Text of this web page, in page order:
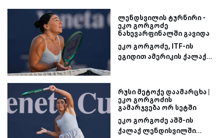
ლენდსვილის ტურნირი -
ეკო გორგოძე
ნახევარფინალში გავიდა
ეკო გორგოძე, ITF-ის
ეგიდით ამერიკის ქალაქ...
რუსი მეტოქე დაამარცხა |
ეკო გორგოძის
გამარჯვება ორ სეტში
ეკო გორგოძე აშშ-ის
ქალაქ ლენდისვილში...